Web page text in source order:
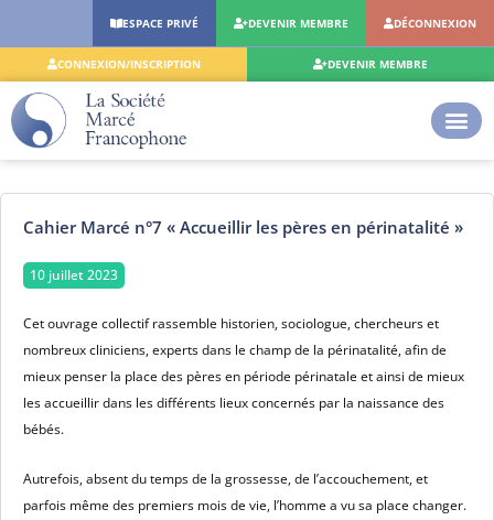
contenu
ESPACE PRIVÉ DEVENIR MEMBRE DÉCONNEXION
CONNEXION/INSCRIPTION DEVENIR MEMBRE
Cahier Marcé n°7 « Accueillir les pères en périnatalité »
10 juillet 2023
Cet ouvrage collectif rassemble historien, sociologue, chercheurs et
nombreux cliniciens, experts dans le champ de la périnatalité, afin de
mieux penser la place des pères en période périnatale et ainsi de mieux
les accueillir dans les différents lieux concernés par la naissance des
bébés.
Autrefois, absent du temps de la grossesse, de l’accouchement, et
parfois même des premiers mois de vie, l’homme a vu sa place changer.